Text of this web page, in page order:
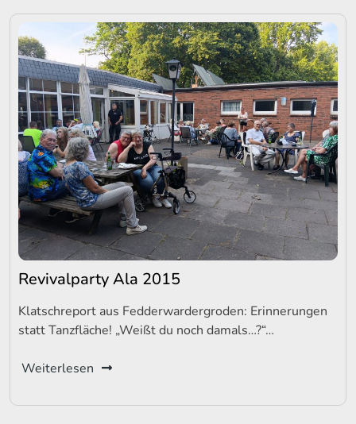
Revivalparty Ala 2015
Klatschreport aus Fedderwardergroden: Erinnerungen
statt Tanzfläche! „Weißt du noch damals…?“…
Weiterlesen